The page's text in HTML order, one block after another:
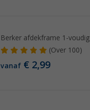
Berker afdekframe 1-voudig
(Over 100)
vanaf € 2,99